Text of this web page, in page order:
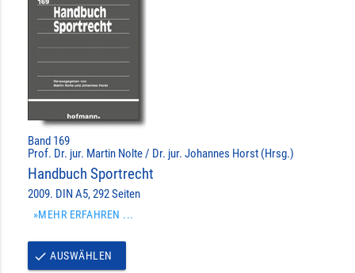
Band 169
Prof. Dr. jur. Martin Nolte / Dr. jur. Johannes Horst (Hrsg.)
Handbuch Sportrecht
2009. DIN A5, 292 Seiten
»MEHR ERFAHREN ...
done AUSWÄHLEN